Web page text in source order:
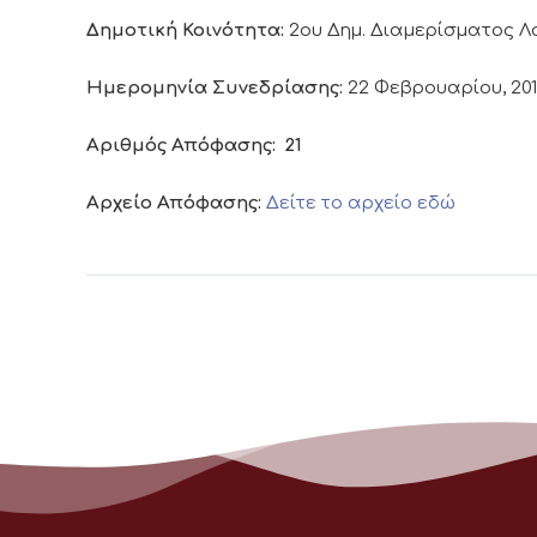
Δημοτική Κοινότητα: 2ου Δημ. Διαμερίσματος
Ημερομηνία Συνεδρίασης: 22 Φεβρουαρίου,
Αριθμός Απόφασης: 21
Αρχείο Απόφασης: Δείτε το αρχείο εδώ